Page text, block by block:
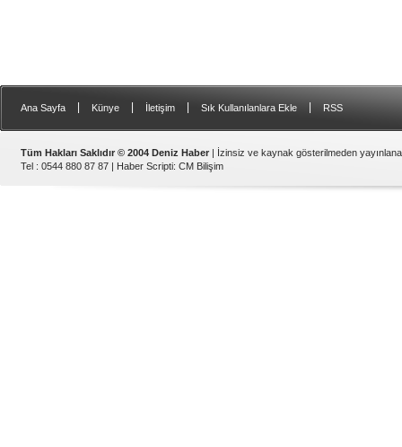
Ana Sayfa Künye İletişim Sık Kullanılanlara Ekle RSS
Tüm Hakları Saklıdır © 2004 Deniz Haber | İzinsiz ve kaynak gösterilmeden
Tel : 0544 880 87 87 | Haber Scripti: CM Bilişim